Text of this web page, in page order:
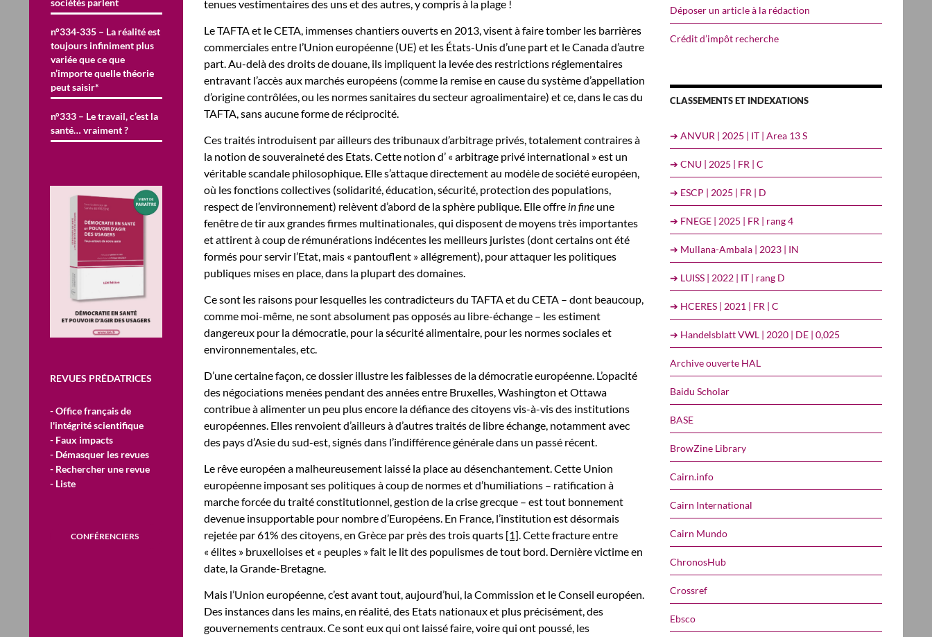
tenues vestimentaires des uns et des autres, y compris à la plage !
Le TAFTA et le CETA, immenses chantiers ouverts en 2013, visent à faire tomber les barrières
commerciales entre l’Union européenne (UE) et les États-Unis d’une part et le Canada d’autre
part. Au-delà des droits de douane, ils impliquent la levée des restrictions réglementaires
entravant l’accès aux marchés européens (comme la remise en cause du système d’appellation
d’origine contrôlées, ou les normes sanitaires du secteur agroalimentaire) et ce, dans le cas du
TAFTA, sans aucune forme de réciprocité.
Ces traités introduisent par ailleurs des tribunaux d’arbitrage privés, totalement contraires à
la notion de souveraineté des Etats. Cette notion d’ « arbitrage privé international » est un
véritable scandale philosophique. Elle s’attaque directement au modèle de société européen,
où les fonctions collectives (solidarité, éducation, sécurité, protection des populations,
respect de l’environnement) relèvent d’abord de la sphère publique. Elle offrein fine une
fenêtre de tir aux grandes firmes multinationales, qui disposent de moyens très importantes
et attirent à coup de rémunérations indécentes les meilleurs juristes (dont certains ont été
formés pour servir l’Etat, mais « pantouflent » allégrement), pour attaquer les politiques
publiques mises en place, dans la plupart des domaines.
Ce sont les raisons pour lesquelles les contradicteurs du TAFTA et du CETA – dont beaucoup,
comme moi-même, ne sont absolument pas opposés au libre-échange – les estiment
dangereux pour la démocratie, pour la sécurité alimentaire, pour les normes sociales et
environnementales, etc.
D’une certaine façon, ce dossier illustre les faiblesses de la démocratie européenne. L’opacité
des négociations menées pendant des années entre Bruxelles, Washington et Ottawa
contribue à alimenter un peu plus encore la défiance des citoyens vis-à-vis des institutions
européennes. Elles renvoient d’ailleurs à d’autres traités de libre échange, notamment avec
des pays d’Asie du sud-est, signés dans l’indifférence générale dans un passé récent.
Le rêve européen a malheureusement laissé la place au désenchantement. Cette Union
européenne imposant ses politiques à coup de normes et d’humiliations – ratification à
marche forcée du traité constitutionnel, gestion de la crise grecque – est tout bonnement
devenue insupportable pour nombre d’Européens. En France, l’institution est désormais
rejetée par 61% des citoyens, en Grèce par près des trois quarts [1]. Cette fracture entre
« élites » bruxelloises et « peuples » fait le lit des populismes de tout bord. Dernière victime en
date, la Grande-Bretagne.
Mais l’Union européenne, c’est avant tout, aujourd’hui, la Commission et le Conseil européen.
Des instances dans les mains, en réalité, des Etats nationaux et plus précisément, des
gouvernements centraux. Ce sont eux qui ont laissé faire, voire qui ont poussé, les
Déposer un article à la rédaction
Crédit d’impôt recherche
CLASSEMENTS ET INDEXATIONS
➔ ANVUR | 2025 | IT | Area 13 S
➔ CNU | 2025 | FR | C
➔ ESCP | 2025 | FR | D
➔ FNEGE | 2025 | FR | rang 4
➔ Mullana-Ambala | 2023 | IN
➔ LUISS | 2022 | IT | rang D
➔ HCERES | 2021 | FR | C
➔ Handelsblatt VWL | 2020 | DE | 0,025
Archive ouverte HAL
Baidu Scholar
BASE
BrowZine Library
Cairn.info
Cairn International
Cairn Mundo
ChronosHub
Crossref
Ebsco
n°334-335 – La réalité est
toujours infiniment plus
variée que ce que
n’importe quelle théorie
peut saisir*
n°333 – Le travail, c’est la
santé… vraiment ?
REVUES PRÉDATRICES
- Office français de
l'intégrité scientifique
- Faux impacts
- Démasquer les revues
- Rechercher une revue
- Liste
CONFÉRENCIERS